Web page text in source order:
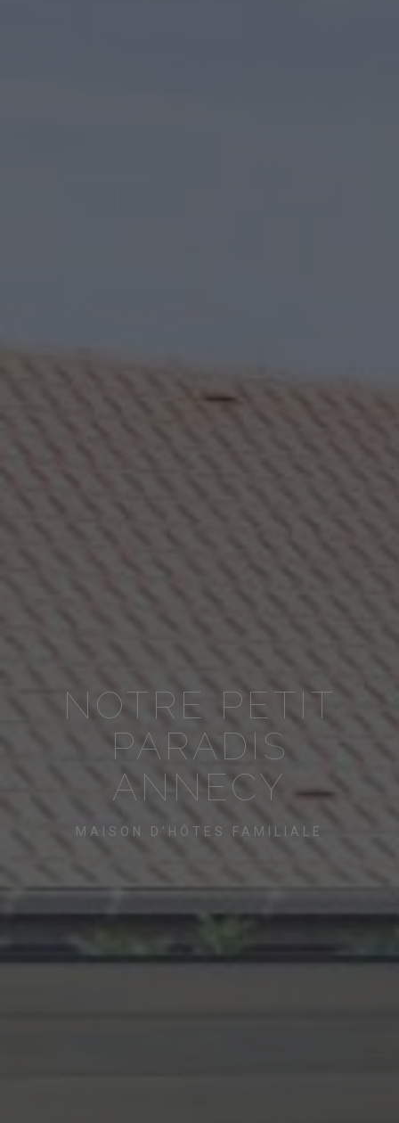
NOTRE PETIT
PARADIS
ANNECY
MAISON D’HÔTES FAMILIALE